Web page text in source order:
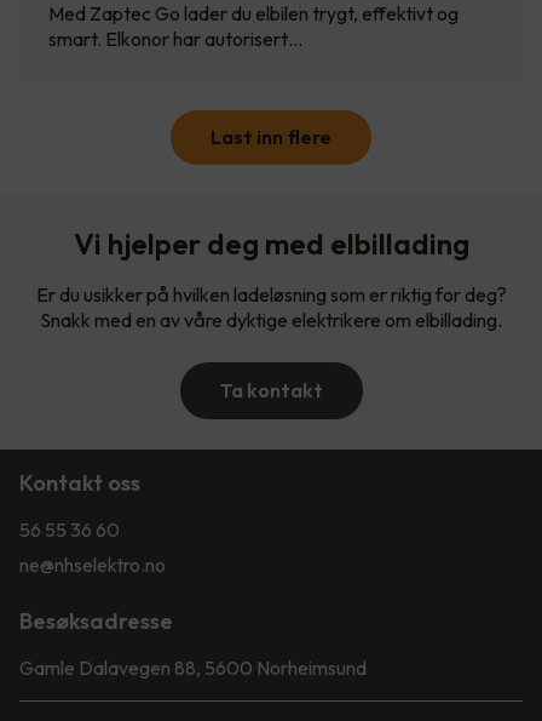
Med Zaptec Go lader du elbilen trygt, effektivt og
smart. Elkonor har autorisert…
Last inn flere
Vi hjelper deg med elbillading
Er du usikker på hvilken ladeløsning som er riktig for deg?
Snakk med en av våre dyktige elektrikere om elbillading.
Ta kontakt
Kontakt oss
56 55 36 60
ne@nhselektro.no
Besøksadresse
Gamle Dalavegen 88, 5600 Norheimsund